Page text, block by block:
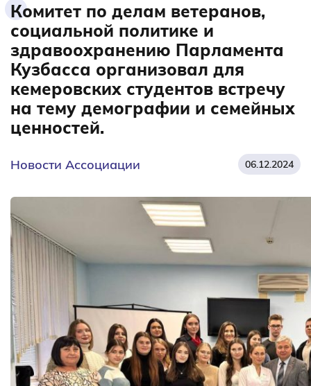
Комитет по делам ветеранов,
социальной политике и
здравоохранению Парламента
Кузбасса организовал для
кемеровских студентов встречу
на тему демографии и семейных
ценностей.
Новости Ассоциации 06.12.2024